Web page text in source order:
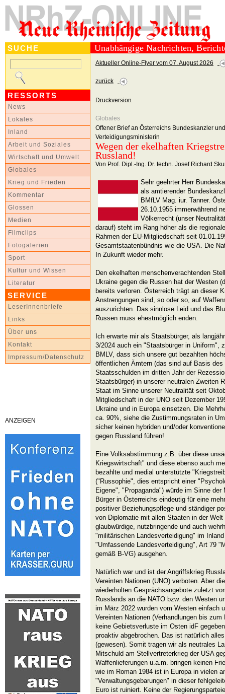
SUCHE
RESSORTS
News
Lokales
Inland
Arbeit und Soziales
Wirtschaft und Umwelt
Globales
Krieg und Frieden
Kommentar
Glossen
Medien
Filmclips
Fotogalerien
Sport
Kultur und Wissen
Literatur
SERVICE
LeserInnenbriefe
Links
Über uns
Kontakt
Impressum/Datenschutz
ANZEIGEN
Unabhängige Nachrichten,
Aktueller Online-Flyer vom 07. August 2026
zurück
Druckversion
Globales
Offener Brief an Österreichs Bundeskanzler
Verteidigungsministerin
Wegen der ekelhaften
Russland!
Von Prof. Dipl.-Ing. Dr. techn. Josef Richard
Sehr geehrter Herr
als amtierender
BMfLV Mag. iur. Tanner.
26.10.1955 immerwährend
Völkerrecht (unser
darauf) steht im Rang höher als die
Rahmen der EU-Mitgliedschaft seit
Gesamtstaatenbündnis wie die USA. Die
In Zukunft wieder mehr.
Den ekelhaften menschenverachtenden
Ukraine gegen die Russen hat der Westen
bereits verloren. Österreich trägt an dieser
Anstrengungen sind, so oder so, auf
auszurichten. Das sinnlose Leid und das
Russen muss ehestmöglich enden.
Ich erwarte mir als Staatsbürger, als
3/2024 auch ein "Staatsbürger in Uniform",
BMLV, dass sich unsere gut bezahlten
öffentlichen Ämtern (das sind auf Basis des
Staatsschulden im dritten Jahr der
Staatsbürger) in unserer neutralen Zweiten
Staat im Sinne unserer Neutralität seit
Mitgliedschaft in der UNO seit Dezember
Ukraine und in Europa einsetzen. Die
ca. 90%, siehe die Zustimmungsraten in
sicher keinen hybriden und/oder
gegen Russland führen!
Eine Volksabstimmung z.B. über diese
Kriegswirtschaft" und diese ebenso auch
bezahlte und medial unterstützte
("Russophie", dies entspricht einer
Eigene", "Propaganda") würde im Sinne der
Bürger in Österreichs eindeutig für eine
positiver Beziehungspflege und ständiger
von Diplomatie mit allen Staaten in der
glaubwürdige, nutzbringende und auch
"militärischen Landesverteidigung" im
"Umfassende Landesverteidigung", Art 79
gemäß B-VG) ausgehen.
Natürlich war und ist der Angriffskrieg
Vereinten Nationen (UNO) verboten. Aber
wiederholten Gesprächsangebote zuletzt
Russlands an die NATO bzw. den Westen
im März 2022 wurden vom Westen einfach
Vereinten Nationen (Verhandlungen bis
keine Gebietsverluste im Osten idF
proaktiv abgebrochen. Das ist natürlich
(gewesen). Somit tragen wir als neutrales
Mitschuld am Stellvertreterkrieg der USA
Waffenlieferungen u.a.m. bringen keinen
wie im Roman 1984 ist in Europa in vielen
"Verwaltungsgebarungen" in dieser
Euro ist ruiniert. Keine der